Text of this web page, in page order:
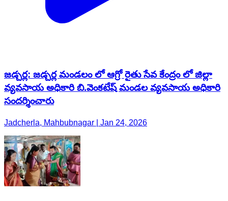
జడ్చర్ల: జడ్చర్ల మండలం లో ఆగ్రో రైతు సేవ కేంద్రం లో జిల్లా
వ్యవసాయ అధికారి బి.వెంకటేష్ మండల వ్యవసాయ అధికారి
సందర్శించారు
Jadcherla, Mahbubnagar | Jan 24, 2026